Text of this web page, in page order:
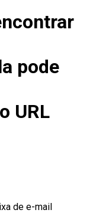
pode
URL
de e-mail